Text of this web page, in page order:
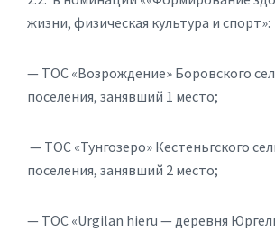
жизни, физическая культура и спорт»:
— ТОС «Возрождение» Боровского
поселения, занявший 1 место;
— ТОС «Тунгозеро» Кестеньгского
поселения, занявший 2 место;
— ТОС «Urgilan hieru — деревня